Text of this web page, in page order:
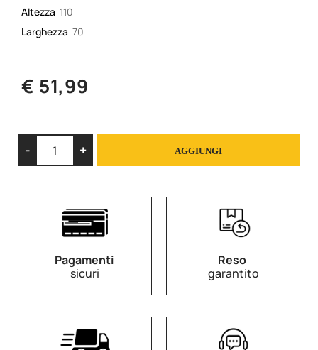
Altezza 110
Larghezza 70
€ 51,99
AGGIUNGI
Pagamenti
sicuri
Reso
garantito